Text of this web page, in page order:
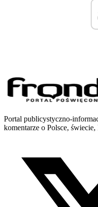
Portal publicystyczno-
komentarze o Polsce,